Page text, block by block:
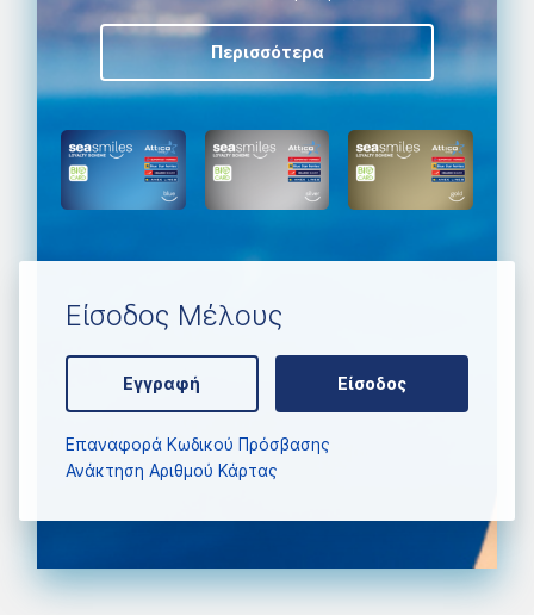
Περισσότερα
Είσοδος Μέλους
Εγγραφή Είσοδος
Επαναφορά Κωδικού Πρόσβασης
Ανάκτηση Αριθμού Κάρτας